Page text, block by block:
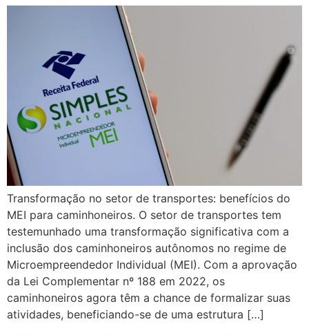
Transformação no setor de transportes: benefícios do
MEI para caminhoneiros. O setor de transportes tem
testemunhado uma transformação significativa com a
inclusão dos caminhoneiros autônomos no regime de
Microempreendedor Individual (MEI). Com a aprovação
da Lei Complementar nº 188 em 2022, os
caminhoneiros agora têm a chance de formalizar suas
atividades, beneficiando-se de uma estrutura […]